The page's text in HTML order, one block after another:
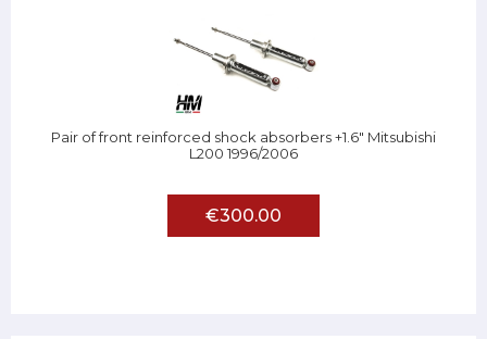
Pair of front reinforced shock absorbers +1.6" Mitsubishi
L200 1996/2006
€300.00